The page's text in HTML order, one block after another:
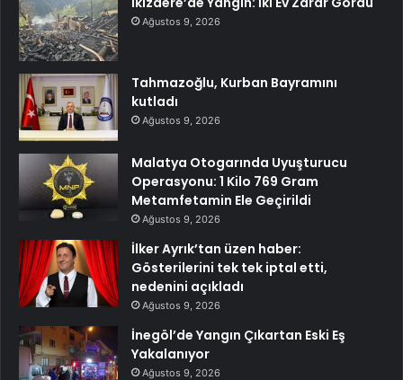
Ağustos 9, 2026
Tahmazoğlu, Kurban Bayramını
kutladı
Ağustos 9, 2026
Malatya Otogarında Uyuşturucu
Operasyonu: 1 Kilo 769 Gram
Metamfetamin Ele Geçirildi
Ağustos 9, 2026
İlker Ayrık’tan üzen haber:
Gösterilerini tek tek iptal etti,
nedenini açıkladı
Ağustos 9, 2026
İnegöl’de Yangın Çıkartan Eski Eş
Yakalanıyor
Ağustos 9, 2026